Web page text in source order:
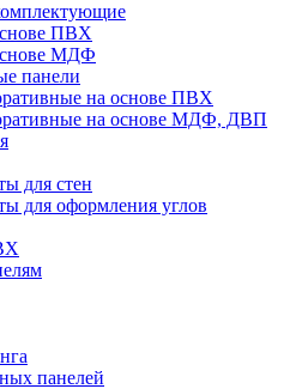
ПВХ
МДФ
панели
на основе ПВХ
на основе МДФ, ДВП
для стен
для оформления углов
панелей